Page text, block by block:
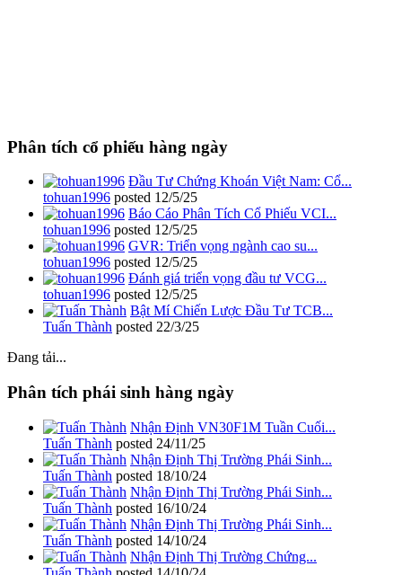
Phân tích cổ phiếu hàng ngày
Đầu Tư Chứng Khoán Việt Nam: Cổ...
tohuan1996 posted 12/5/25
Báo Cáo Phân Tích Cổ Phiếu VCI...
tohuan1996 posted 12/5/25
GVR: Triển vọng ngành cao su...
tohuan1996 posted 12/5/25
Đánh giá triển vọng đầu tư VCG...
tohuan1996 posted 12/5/25
Bật Mí Chiến Lược Đầu Tư TCB...
Tuấn Thành posted 22/3/25
Đang tải...
Phân tích phái sinh hàng ngày
Nhận Định VN30F1M Tuần Cuối...
Tuấn Thành posted 24/11/25
Nhận Định Thị Trường Phái Sinh...
Tuấn Thành posted 18/10/24
Nhận Định Thị Trường Phái Sinh...
Tuấn Thành posted 16/10/24
Nhận Định Thị Trường Phái Sinh...
Tuấn Thành posted 14/10/24
Nhận Định Thị Trường Chứng...